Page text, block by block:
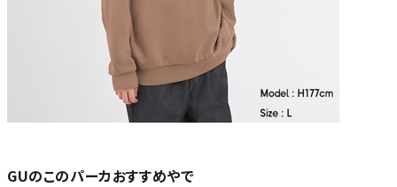
GUのこのパーカおすすめやで